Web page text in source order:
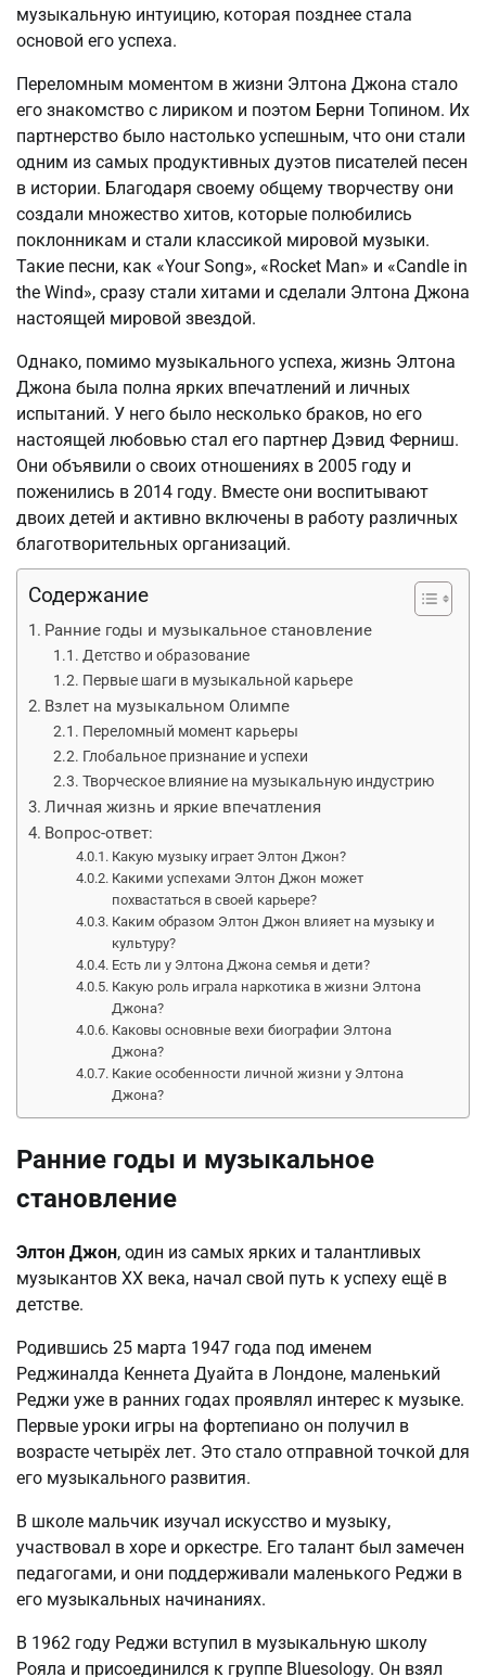
музыкальную интуицию, которая позднее стала
основой его успеха.
Переломным моментом в жизни Элтона Джона стало
его знакомство с лириком и поэтом Берни Топином. Их
партнерство было настолько успешным, что они стали
одним из самых продуктивных дуэтов писателей песен
в истории. Благодаря своему общему творчеству они
создали множество хитов, которые полюбились
поклонникам и стали классикой мировой музыки.
Такие песни, как «Your Song», «Rocket Man» и «Candle in
the Wind», сразу стали хитами и сделали Элтона Джона
настоящей мировой звездой.
Однако, помимо музыкального успеха, жизнь Элтона
Джона была полна ярких впечатлений и личных
испытаний. У него было несколько браков, но его
настоящей любовью стал его партнер Дэвид Ферниш.
Они объявили о своих отношениях в 2005 году и
поженились в 2014 году. Вместе они воспитывают
двоих детей и активно включены в работу различных
благотворительных организаций.
Содержание
Ранние годы и музыкальное становление
Детство и образование
Первые шаги в музыкальной карьере
Взлет на музыкальном Олимпе
Переломный момент карьеры
Глобальное признание и успехи
Творческое влияние на музыкальную индустрию
Личная жизнь и яркие впечатления
Вопрос-ответ:
Какую музыку играет Элтон Джон?
Какими успехами Элтон Джон может
похвастаться в своей карьере?
Каким образом Элтон Джон влияет на музыку и
культуру?
Есть ли у Элтона Джона семья и дети?
Какую роль играла наркотика в жизни Элтона
Джона?
Каковы основные вехи биографии Элтона
Джона?
Какие особенности личной жизни у Элтона
Джона?
Ранние годы и музыкальное
становление
Элтон Джон, один из самых ярких и талантливых
музыкантов XX века, начал свой путь к успеху ещё в
детстве.
Родившись 25 марта 1947 года под именем
Реджиналда Кеннета Дуайта в Лондоне, маленький
Реджи уже в ранних годах проявлял интерес к музыке.
Первые уроки игры на фортепиано он получил в
возрасте четырёх лет. Это стало отправной точкой для
его музыкального развития.
В школе мальчик изучал искусство и музыку,
участвовал в хоре и оркестре. Его талант был замечен
педагогами, и они поддерживали маленького Реджи в
его музыкальных начинаниях.
В 1962 году Реджи вступил в музыкальную школу
Рояла и присоединился к группе Bluesology. Он взял